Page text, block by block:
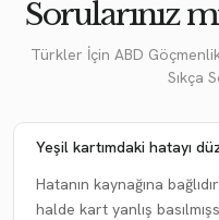
Sorularınız
Türkler İçin ABD
Sıkça
Yeşil kartımdaki hatayı
Hatanın kaynağına
halde kart yanlış